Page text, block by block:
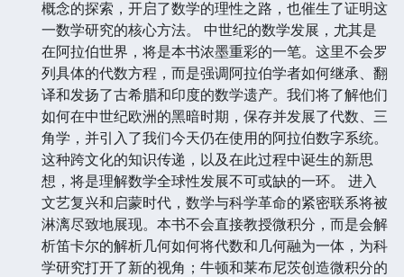
概念的探索，开启了数学的理性之路，也催生了证明这
一数学研究的核心方法。 中世纪的数学发展，尤其是
在阿拉伯世界，将是本书浓墨重彩的一笔。这里不会罗
列具体的代数方程，而是强调阿拉伯学者如何继承、翻
译和发扬了古希腊和印度的数学遗产。我们将了解他们
如何在中世纪欧洲的黑暗时期，保存并发展了代数、三
角学，并引入了我们今天仍在使用的阿拉伯数字系统。
这种跨文化的知识传递，以及在此过程中诞生的新思
想，将是理解数学全球性发展不可或缺的一环。 进入
文艺复兴和启蒙时代，数学与科学革命的紧密联系将被
淋漓尽致地展现。本书不会直接教授微积分，而是会解
析笛卡尔的解析几何如何将代数和几何融为一体，为科
学研究打开了新的视角；牛顿和莱布尼茨创造微积分的